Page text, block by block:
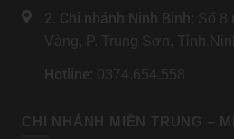
2. Chi nhánh Ninh Bình: Số 8
Vàng, P. Trung Sơn, Tỉnh
Hotline: 0374.654.558
CHI NHÁNH MIỀN TRUNG –